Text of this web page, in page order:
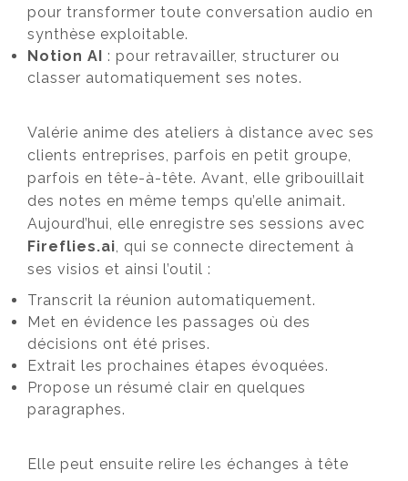
pour transformer toute conversation audio en
synthèse exploitable.
Notion AI : pour retravailler, structurer ou
classer automatiquement ses notes.
Valérie anime des ateliers à distance avec ses
clients entreprises, parfois en petit groupe,
parfois en tête-à-tête. Avant, elle gribouillait
des notes en même temps qu’elle animait.
Aujourd’hui, elle enregistre ses sessions avec
Fireflies.ai, qui se connecte directement à
ses visios et ainsi l’outil :
Transcrit la réunion automatiquement.
Met en évidence les passages où des
décisions ont été prises.
Extrait les prochaines étapes évoquées.
Propose un résumé clair en quelques
paragraphes.
Elle peut ensuite relire les échanges à tête